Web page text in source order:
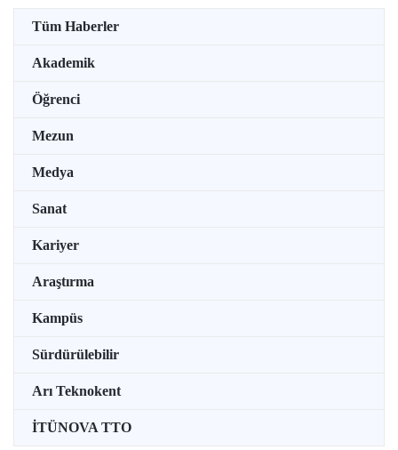
Tüm Haberler
Akademik
Öğrenci
Mezun
Medya
Sanat
Kariyer
Araştırma
Kampüs
Sürdürülebilir
Arı Teknokent
İTÜNOVA TTO